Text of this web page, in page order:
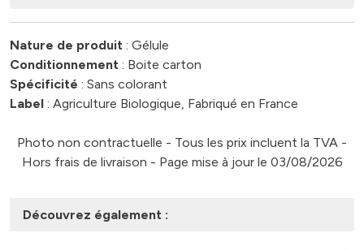
Nature de produit : Gélule
Conditionnement : Boite carton
Spécificité : Sans colorant
Label : Agriculture Biologique, Fabriqué en France
Photo non contractuelle - Tous les prix incluent la TVA -
Hors frais de livraison - Page mise à jour le 03/08/2026
Découvrez également :